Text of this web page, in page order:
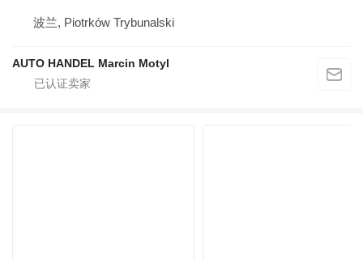
波兰, Piotrków Trybunalski
AUTO HANDEL Marcin Motyl